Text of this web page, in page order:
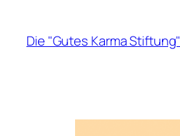
springen
Die "Gutes Karma Stiftung"